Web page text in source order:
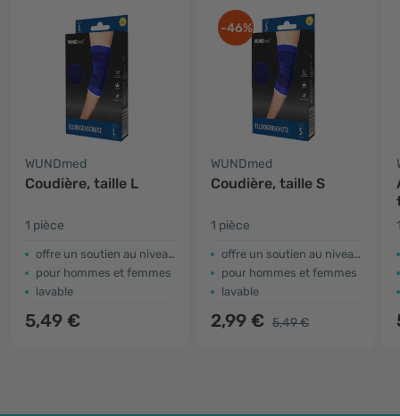
WUNDmed
Coudière, taille L
1 pièce
offre un soutien au niveau du coude
pour hommes et femmes
lavable
5,49 €
-46%
WUNDmed
Coudière, taille S
1 pièce
offre un soutien au niveau du coude
pour hommes et femmes
lavable
2,99 € 5,49 €